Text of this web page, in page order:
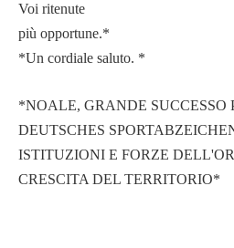
Voi ritenute
più opportune.*
*Un cordiale saluto. *
*NOALE, GRANDE SUCCESSO
DEUTSCHES
ISTITUZIONI E FORZE
CRESCITA DEL TERRITORIO*